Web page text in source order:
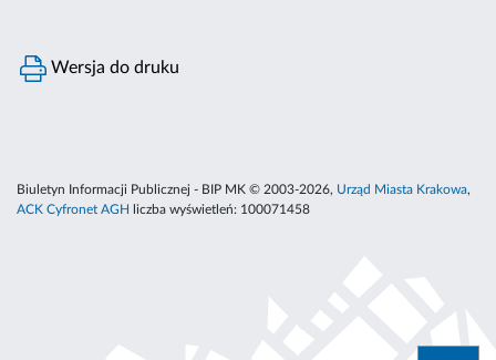
Wersja do druku
Biuletyn Informacji Publicznej - BIP MK © 2003-2026, Urząd Miasta Krakowa,
ACK Cyfronet AGH
liczba wyświetleń: 100071458